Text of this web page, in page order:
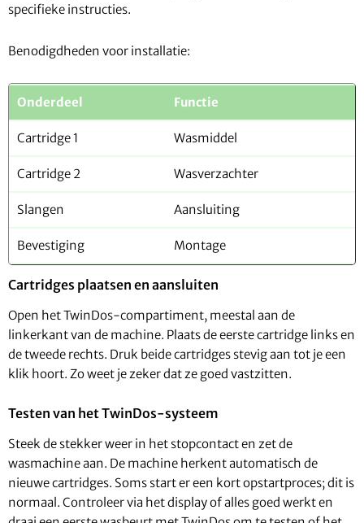
specifieke instructies.
Benodigdheden voor installatie:
Onderdeel Functie
Cartridge 1 Wasmiddel
Cartridge 2 Wasverzachter
Slangen Aansluiting
Bevestiging Montage
Cartridges plaatsen en aansluiten
Open het TwinDos-compartiment, meestal aan de
linkerkant van de machine. Plaats de eerste cartridge links en
de tweede rechts. Druk beide cartridges stevig aan tot je een
klik hoort. Zo weet je zeker dat ze goed vastzitten.
Testen van het TwinDos-systeem
Steek de stekker weer in het stopcontact en zet de
wasmachine aan. De machine herkent automatisch de
nieuwe cartridges. Soms start er een kort opstartproces; dit is
normaal. Controleer via het display of alles goed werkt en